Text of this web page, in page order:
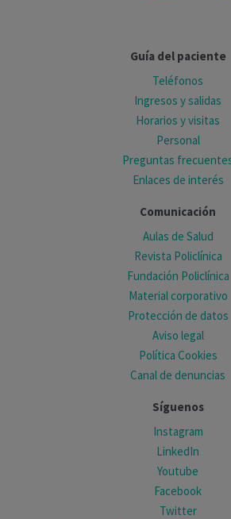
Guía del paciente
Teléfonos
Ingresos y salidas
Horarios y visitas
Personal
Preguntas
Enlaces de interés
Comunicación
Aulas de Salud
Revista Policlínica
Fundación Policlínica
Material corporativo
Protección de datos
Aviso legal
Política Cookies
Canal de denuncias
Síguenos
Instagram
LinkedIn
Youtube
Facebook
Twitter